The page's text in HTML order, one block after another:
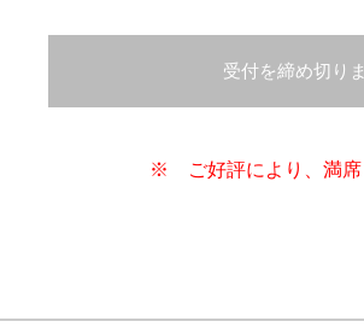
受付を締め切り
※ ご好評により、満席